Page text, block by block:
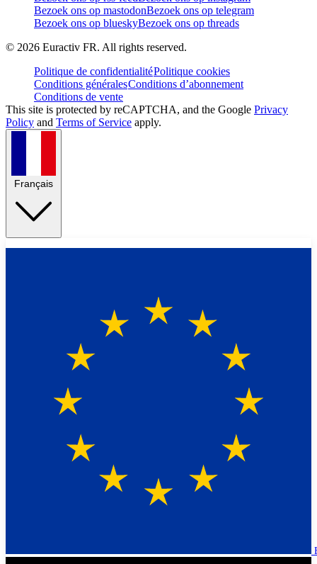
Bezoek ons op mastodonBezoek ons op telegram
Bezoek ons op blueskyBezoek ons op threads
© 2026 Euractiv FR. All rights reserved.
Politique de confidentialitéPolitique cookies
Conditions généralesConditions d’abonnement
Conditions de vente
This site is protected by reCAPTCHA, and the Google Privacy
Policy and Terms of Service apply.
Français